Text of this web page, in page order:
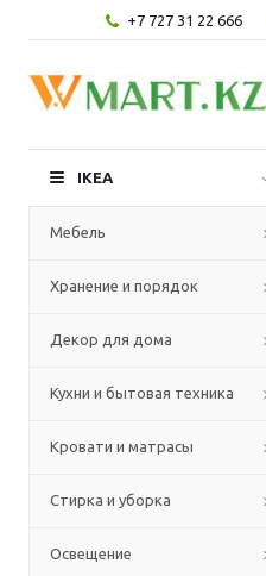
+7 727 31 22 666
IKEA
Мебель
Хранение и порядок
Декор для дома
Кухни и бытовая техника
Кровати и матрасы
Стирка и уборка
Освещение